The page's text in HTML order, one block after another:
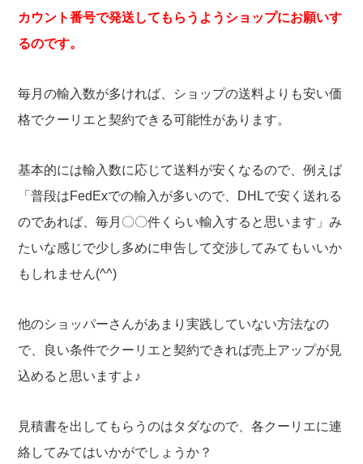
カウント番号で発送してもらうようショップにお願いす
るのです。
毎月の輸入数が多ければ、ショップの送料よりも安い価
格でクーリエと契約できる可能性があります。
基本的には輸入数に応じて送料が安くなるので、例えば
「普段はFedExでの輸入が多いので、DHLで安く送れる
のであれば、毎月〇〇件くらい輸入すると思います」み
たいな感じで少し多めに申告して交渉してみてもいいか
もしれません(^^)
他のショッパーさんがあまり実践していない方法なの
で、良い条件でクーリエと契約できれば売上アップが見
込めると思いますよ♪
見積書を出してもらうのはタダなので、各クーリエに連
絡してみてはいかがでしょうか？